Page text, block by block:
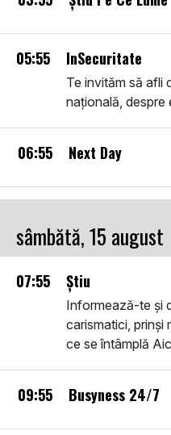
05:55 InSecuritate
Te invităm să afli
națională, despre
06:55 Next Day
sâmbătă, 15 august
07:55 Știu
Informează-te și
carismatici, prinși
ce se întâmplă
09:55 Busyness 24/7